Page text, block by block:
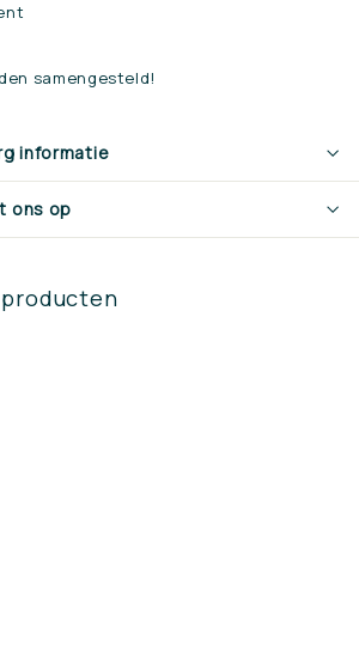
samengesteld!
informatie
ons op